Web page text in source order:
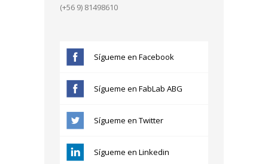
(+56 9) 81498610
Sígueme en Facebook
Sígueme en FabLab ABG
Sígueme en Twitter
Sígueme en Linkedin